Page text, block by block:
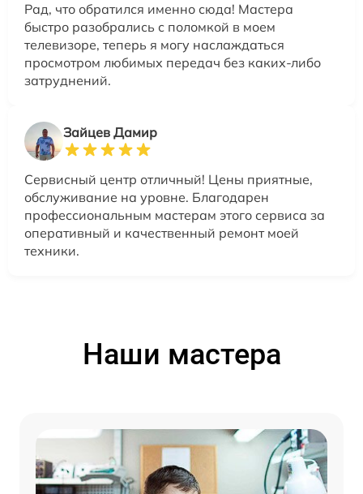
Рад, что обратился именно сюда! Мастера
быстро разобрались с поломкой в моем
телевизоре, теперь я могу наслаждаться
просмотром любимых передач без каких-либо
затруднений.
Зайцев Дамир
Сервисный центр отличный! Цены приятные,
обслуживание на уровне. Благодарен
профессиональным мастерам этого сервиса за
оперативный и качественный ремонт моей
техники.
Наши мастера